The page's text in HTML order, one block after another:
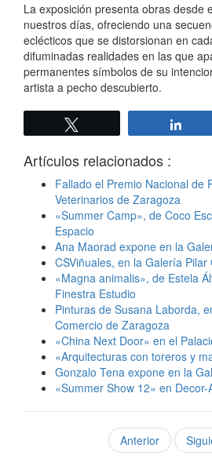
La exposición presenta obras desde
nuestros días, ofreciendo una
eclécticos que se distorsionan en
difuminadas realidades en las que
permanentes símbolos de su
artista a pecho descubierto.
Artículos relacionados :
Fallado el Premio Nacional de
Veterinarios de Zaragoza
«Summer Camp», de Coco
Espacio
Ana Maorad expone en la
CSViñuales, en la Galería Pilar
«Magna animalis», de Estela
Finestra Estudio
Pinturas de Susana Laborda,
Comercio de Zaragoza
«China Next Door» en el
«Arquitecturas con toreros y
Gonzalo Tena expone en la
«Summer Show 12» en Decor-
Anterior